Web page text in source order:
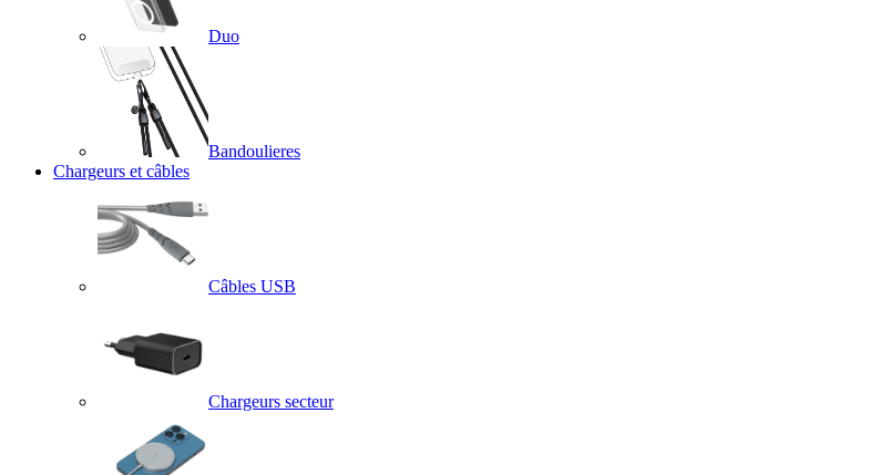
Duo
Bandoulieres
Chargeurs et câbles
Câbles USB
Chargeurs secteur